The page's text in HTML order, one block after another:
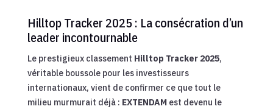
Hilltop Tracker 2025 : La consécration d’un
leader incontournable
Le prestigieux classement Hilltop Tracker 2025,
véritable boussole pour les investisseurs
internationaux, vient de confirmer ce que tout le
milieu murmurait déjà : EXTENDAMest devenu le